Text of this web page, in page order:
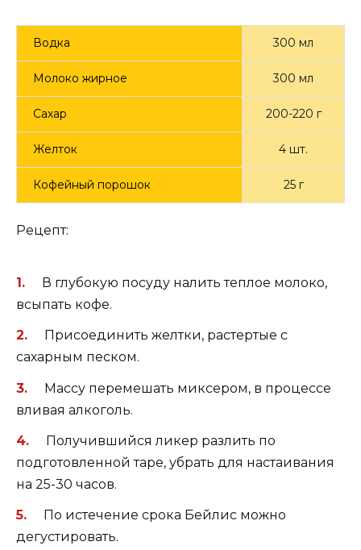
Водка 300 мл
Молоко жирное 300 мл
Сахар 200-220 г
Желток 4 шт.
Кофейный порошок 25 г
Рецепт:
В глубокую посуду налить теплое молоко,
всыпать кофе.
Присоединить желтки, растертые с
сахарным песком.
Массу перемешать миксером, в процессе
вливая алкоголь.
Получившийся ликер разлить по
подготовленной таре, убрать для настаивания
на 25-30 часов.
По истечение срока Бейлис можно
дегустировать.